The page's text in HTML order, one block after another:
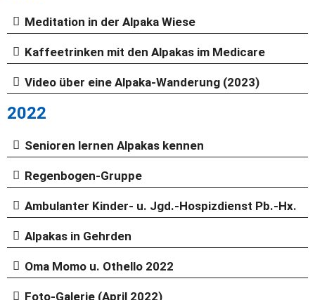
Meditation in der Alpaka Wiese
Kaffeetrinken mit den Alpakas im Medicare
Video über eine Alpaka-Wanderung (2023)
2022
Senioren lernen Alpakas kennen
Regenbogen-Gruppe
Ambulanter Kinder- u. Jgd.-Hospizdienst Pb.-Hx.
Alpakas in Gehrden
Oma Momo u. Othello 2022
Foto-Galerie (April 2022)